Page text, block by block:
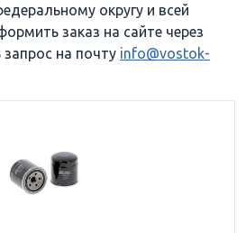
округу и всей
заказ на сайте через
на почту info@vostok-